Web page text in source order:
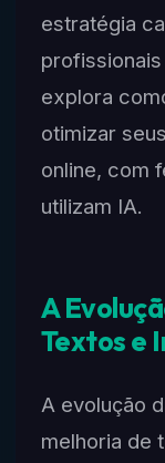
estratégia
explora
otimizar
online, com
utilizam IA.
A
Textos e
A evolução
melhoria de